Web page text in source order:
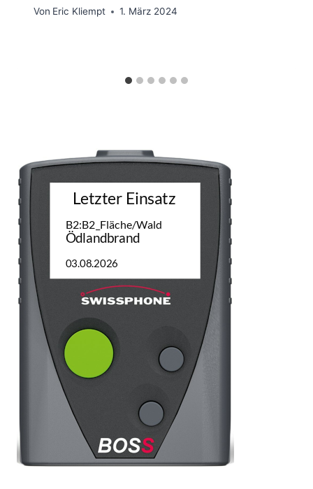
Von Eric Kliempt 1. März 2024